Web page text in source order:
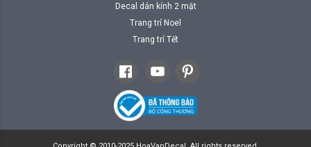
Decal dán kính 2 mặt
Trang trí Noel
Trang trí Tết